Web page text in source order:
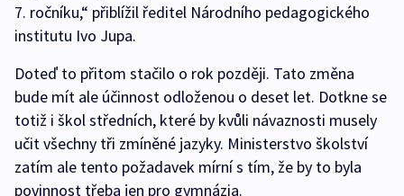
7. ročníku,“ přiblížil ředitel Národního pedagogického
institutu Ivo Jupa.
Doteď to přitom stačilo o rok později. Tato změna
bude mít ale účinnost odloženou o deset let. Dotkne se
totiž i škol středních, které by kvůli návaznosti musely
učit všechny tři zmíněné jazyky. Ministerstvo školství
zatím ale tento požadavek mírní s tím, že by to byla
povinnost třeba jen pro gymnázia.